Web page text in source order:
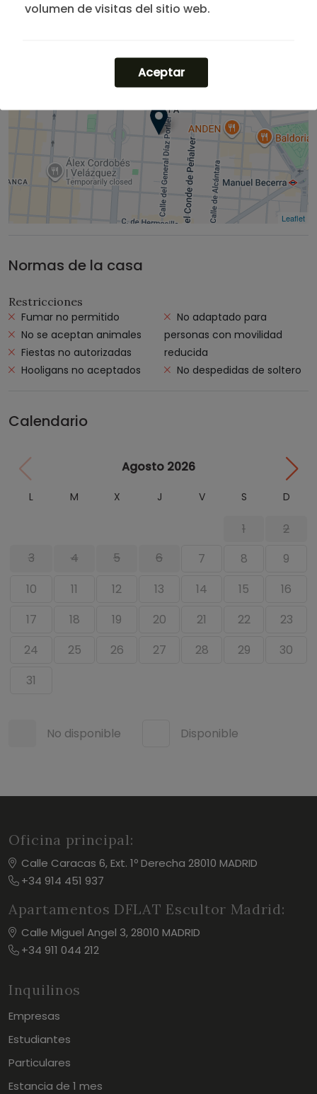
Leaflet
Normas de la casa
Restricciones
Fumar no permitido
No se aceptan animales
Fiestas no autorizadas
Hooligans no aceptados
personas con movilidad
reducida
No despedidas de soltero
Calendario
Agosto 2026
L M X J V S D
1
2
3
4 5 6 7 8
9
10
11 12 13 14 15
16
17
18 19 20 21 22
23
24
25 26 27 28 29
30
31
No disponible Disponible
Oficina principal:
Calle Caracas 6, Ext. 1º Derecha 28010 MADRID
+34 914 451 937
Apartamentos DFLAT Escultor Madrid:
Calle Miguel Angel 3, 28010 MADRID
+34 911 044 212
Inquilinos
Empresas
Estudiantes
Particulares
Estancia de 1 mes
volumen de visitas del sitio web.
Aceptar